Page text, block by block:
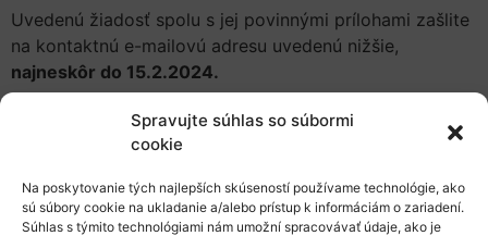
Spravujte súhlas so súbormi
cookie
Na poskytovanie tých najlepších skúseností používame technológie, ako
sú súbory cookie na ukladanie a/alebo prístup k informáciám o zariadení.
Súhlas s týmito technológiami nám umožní spracovávať údaje, ako je
Uvedenú žiadosť spolu s jej povinnými prílohami zašlite
na kontaktnú e-mailovú adresu uvedenú nižšie,
najneskôr do 15.2.2024.
Kontaktná osoba: RNDr. Ing. Anna Krivjanská
anna.krivjanska@cvtisr.sk
Predpokladaný termín ukončenia výberového konania:
29.2.2024.